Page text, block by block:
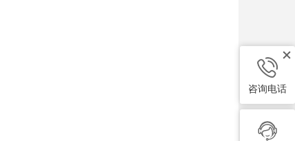
咨询电话